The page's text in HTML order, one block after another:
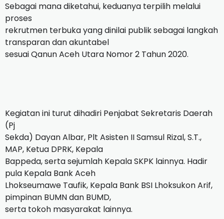
Sebagai mana diketahui, keduanya terpilih melalui
proses
rekrutmen terbuka yang dinilai publik sebagai langkah
transparan dan akuntabel
sesuai Qanun Aceh Utara Nomor 2 Tahun 2020.
Kegiatan ini turut dihadiri Penjabat Sekretaris Daerah
(Pj
Sekda) Dayan Albar, Plt Asisten II Samsul Rizal, S.T.,
MAP, Ketua DPRK, Kepala
Bappeda, serta sejumlah Kepala SKPK lainnya. Hadir
pula Kepala Bank Aceh
Lhokseumawe Taufik, Kepala Bank BSI Lhoksukon Arif,
pimpinan BUMN dan BUMD,
serta tokoh masyarakat lainnya.